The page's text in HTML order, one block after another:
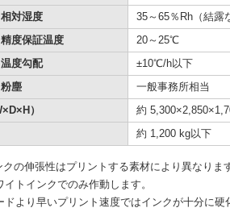
相対湿度
35～65％Rh（結露
精度保証温度
20～25℃
温度勾配
±10℃/h以下
粉塵
一般事務所相当
）
約
約 1,200 kg以下
の伸張性はプリントする素材により異なりま
トインクでのみ作動します。
ドより早いプリント速度ではインクが十分に硬